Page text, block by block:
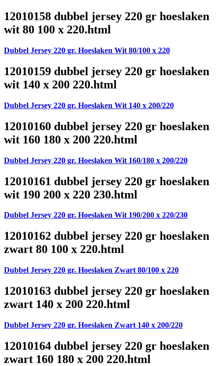
12010158 dubbel jersey 220 gr hoeslaken
wit 80 100 x 220.html
Dubbel Jersey 220 gr. Hoeslaken Wit 80/100 x 220
12010159 dubbel jersey 220 gr hoeslaken
wit 140 x 200 220.html
Dubbel Jersey 220 gr. Hoeslaken Wit 140 x 200/220
12010160 dubbel jersey 220 gr hoeslaken
wit 160 180 x 200 220.html
Dubbel Jersey 220 gr. Hoeslaken Wit 160/180 x 200/220
12010161 dubbel jersey 220 gr hoeslaken
wit 190 200 x 220 230.html
Dubbel Jersey 220 gr. Hoeslaken Wit 190/200 x 220/230
12010162 dubbel jersey 220 gr hoeslaken
zwart 80 100 x 220.html
Dubbel Jersey 220 gr. Hoeslaken Zwart 80/100 x 220
12010163 dubbel jersey 220 gr hoeslaken
zwart 140 x 200 220.html
Dubbel Jersey 220 gr. Hoeslaken Zwart 140 x 200/220
12010164 dubbel jersey 220 gr hoeslaken
zwart 160 180 x 200 220.html